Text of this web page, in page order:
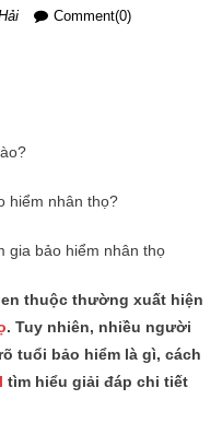
Comment(0)
hiểm nhân thọ?
gia bảo hiểm nhân thọ
thuộc thường xuất hiện
. Tuy nhiên, nhiều người
tuổi bảo hiểm là gì, cách
tìm hiểu giải đáp chi tiết